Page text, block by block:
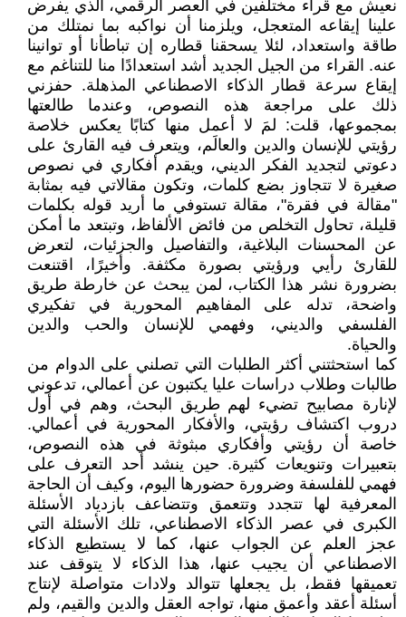
نعيش مع قراء مختلفين في العصر الرقمي، الذي يفرض
علينا إيقاعه المتعجل، ويلزمنا أن نواكبه بما نمتلك من
طاقة واستعداد، لئلا يسحقنا قطاره إن تباطأنا أو توانينا
عنه. القراء من الجيل الجديد أشد استعدادًا منا للتناغم مع
إيقاع سرعة قطار الذكاء الاصطناعي المذهلة. حفزني
ذلك على مراجعة هذه النصوص، وعندما طالعتها
بمجموعها، قلت: لمَ لا أعمل منها كتابًا يعكس خلاصة
رؤيتي للإنسان والدين والعالَم، ويتعرف فيه القارئ على
دعوتي لتجديد الفكر الديني، ويقدم أفكاري في نصوص
صغيرة لا تتجاوز بضع كلمات، وتكون مقالاتي فيه بمثابة
"مقالة في فقرة"، مقالة تستوفي ما أريد قوله بكلمات
قليلة، تحاول التخلص من فائض الألفاظ، وتبتعد ما أمكن
عن المحسنات البلاغية، والتفاصيل والجزئيات، لتعرض
للقارئ رأيي ورؤيتي بصورة مكثفة. وأخيرًا، اقتنعت
بضرورة نشر هذا الكتاب، لمن يبحث عن خارطة طريق
واضحة، تدله على المفاهيم المحورية في تفكيري
الفلسفي والديني، وفهمي للإنسان والحب والدين
والحياة.
كما استحثتني أكثر الطلبات التي تصلني على الدوام من
طالبات وطلاب دراسات عليا يكتبون عن أعمالي، تدعوني
لإنارة مصابيح تضيء لهم طريق البحث، وهم في أول
دروب اكتشاف رؤيتي، والأفكار المحورية في أعمالي.
خاصة أن رؤيتي وأفكاري مبثوثة في هذه النصوص،
بتعبيرات وتنويعات كثيرة. حين ينشد أحد التعرف على
فهمي للفلسفة وضرورة حضورها اليوم، وكيف أن الحاجة
المعرفية لها تتجدد وتتعمق وتتضاعف بازدياد الأسئلة
الكبرى في عصر الذكاء الاصطناعي، تلك الأسئلة التي
عجز العلم عن الجواب عنها، كما لا يستطيع الذكاء
الاصطناعي أن يجيب عنها، هذا الذكاء لا يتوقف عند
تعميقها فقط، بل يجعلها تتوالد ولادات متواصلة لإنتاج
أسئلة أعقد وأعمق منها، تواجه العقل والدين والقيم، ولم